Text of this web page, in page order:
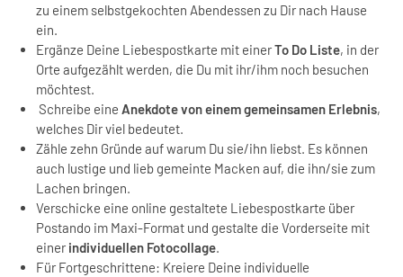
zu einem selbstgekochten Abendessen zu Dir nach Hause
ein.
Ergänze Deine Liebespostkarte mit einerTo Do Liste, in der
Orte aufgezählt werden, die Du mit ihr/ihm noch besuchen
möchtest.
Schreibe eine Anekdote von einem gemeinsamen Erlebnis,
welches Dir viel bedeutet.
Zähle zehn Gründe auf warum Du sie/ihn liebst. Es können
auch lustige und lieb gemeinte Macken auf, die ihn/sie zum
Lachen bringen.
Verschicke eine online gestaltete Liebespostkarte über
Postando im Maxi-Format und gestalte die Vorderseite mit
einer individuellen Fotocollage.
Für Fortgeschrittene: Kreiere Deine individuelle